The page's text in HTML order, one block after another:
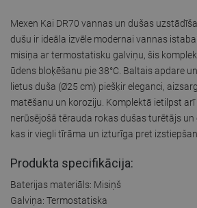
Mexen Kai DR70 vannas un dušas
dušu ir ideāla izvēle modernai vannas
misiņa ar termostatisku galviņu, šis
ūdens bloķēšanu pie 38°C. Baltais apdare
lietus duša (Ø25 cm) piešķir eleganci,
matēšanu un koroziju. Komplektā ietilpst
nerūsējošā tērauda rokas dušas turētājs un
kas ir viegli tīrāma un izturīga pret
Produkta specifikācija:
Baterijas materiāls: Misiņš
Galviņa: Termostatiska